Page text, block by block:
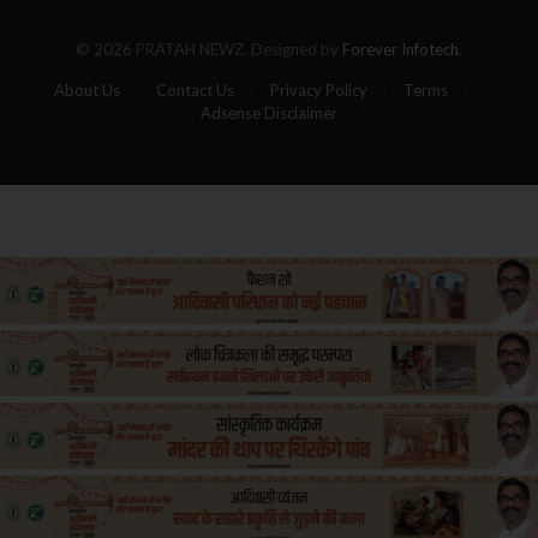
© 2026 PRATAH NEWZ. Designed by Forever Infotech.
About Us Contact Us Privacy Policy
Terms
Adsense Disclaimer